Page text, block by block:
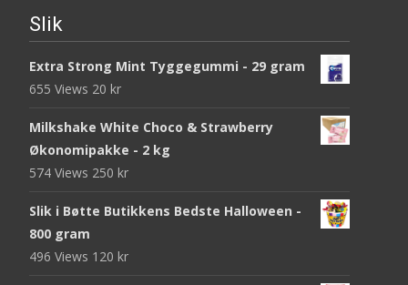
Slik
Extra Strong Mint Tyggegummi - 29 gram
655 Views 20 kr
Milkshake White Choco & Strawberry
Økonomipakke - 2 kg
574 Views 250 kr
Slik i Bøtte Butikkens Bedste Halloween -
800 gram
496 Views 120 kr